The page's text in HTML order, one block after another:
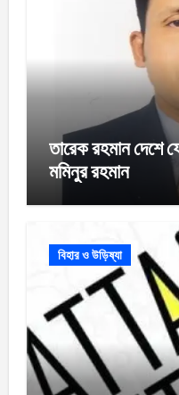
তারেক রহমান দেশে
মমিনুর রহমান
বিহার ও উড়িষ্যা